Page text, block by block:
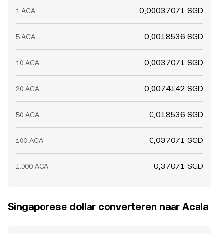
1 ACA 0,00037071 SGD
5 ACA 0,0018536 SGD
10 ACA 0,0037071 SGD
20 ACA 0,0074142 SGD
50 ACA 0,018536 SGD
100 ACA 0,037071 SGD
1.000 ACA 0,37071 SGD
Singaporese dollar converteren naar Acala